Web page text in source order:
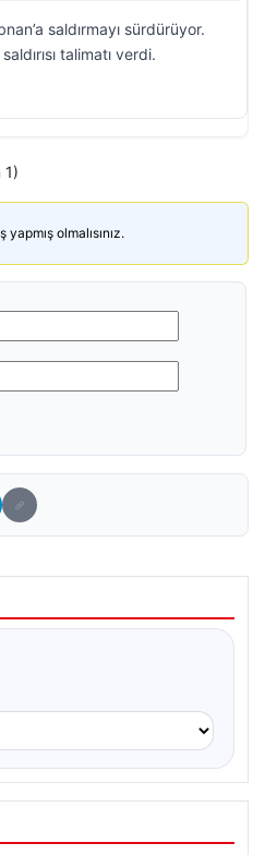
saldırmayı sürdürüyor.
talimatı verdi.
1)
olmalısınız.